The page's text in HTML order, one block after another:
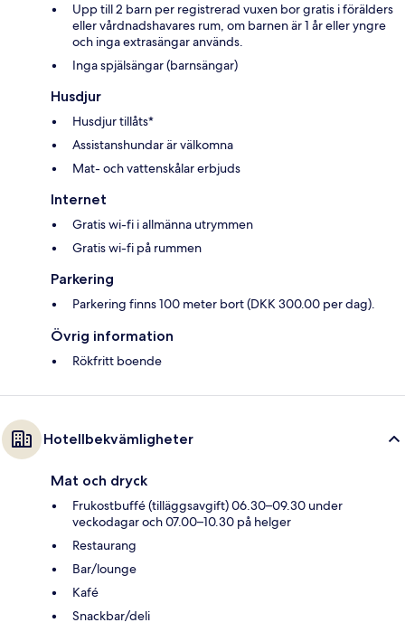
Upp till 2 barn per registrerad vuxen bor gratis i förälders
eller vårdnadshavares rum, om barnen är 1 år eller yngre
och inga extrasängar används.
Inga spjälsängar (barnsängar)
Husdjur
Husdjur tillåts*
Assistanshundar är välkomna
Mat- och vattenskålar erbjuds
Internet
Gratis wi-fi i allmänna utrymmen
Gratis wi-fi på rummen
Parkering
Parkering finns 100 meter bort (DKK 300.00 per dag).
Övrig information
Rökfritt boende
Hotellbekvämligheter
Mat och dryck
Frukostbuffé (tilläggsavgift) 06.30–09.30 under
veckodagar och 07.00–10.30 på helger
Restaurang
Bar/lounge
Kafé
Snackbar/deli